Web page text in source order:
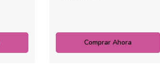
Comprar Ahora